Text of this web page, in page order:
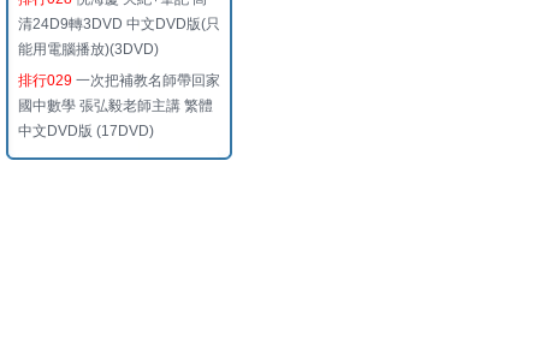
清24D9轉3DVD 中文DVD版(只
能用電腦播放)(3DVD)
排行029 一次把補教名師帶回家
國中數學 張弘毅老師主講 繁體
中文DVD版 (17DVD)